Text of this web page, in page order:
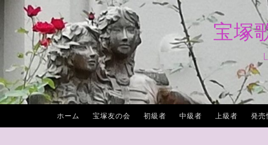
へ
ス
キ
宝塚
ホーム 宝塚友の会 初級者 中級者 上級者 発売